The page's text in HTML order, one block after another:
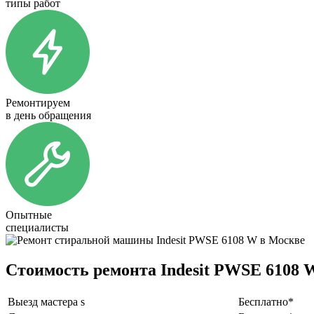
типы работ
Ремонтируем
в день обращения
Опытные
специалисты
Стоимость ремонта Indesit PWSE 6108
Выезд мастера s
Бесплатно*